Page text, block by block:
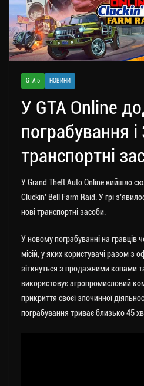
GTA 5 НОВИНИ
У GTA Online
пограбування і
транспортні
У Grand Theft Auto Online вийшло
Cluckin’ Bell Farm Raid. У грі
нові транспортні засоби.
У новому пограбуванні на гравців
місій, у яких користувачі разом з
зіткнуться з продажними копами
використовує агропромисловий
прикриття своєї злочинної
пограбування триває близько 45